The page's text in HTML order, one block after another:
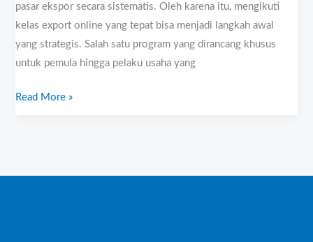
pasar ekspor secara sistematis. Oleh karena itu, mengikuti
kelas export online yang tepat bisa menjadi langkah awal
yang strategis. Salah satu program yang dirancang khusus
untuk pemula hingga pelaku usaha yang
Read More »